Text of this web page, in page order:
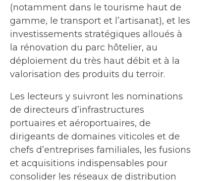
(notamment dans le tourisme haut de
gamme, le transport et l’artisanat), et les
investissements stratégiques alloués à
la rénovation du parc hôtelier, au
déploiement du très haut débit et à la
valorisation des produits du terroir.
Les lecteurs y suivront les nominations
de directeurs d’infrastructures
portuaires et aéroportuaires, de
dirigeants de domaines viticoles et de
chefs d’entreprises familiales, les fusions
et acquisitions indispensables pour
consolider les réseaux de distribution